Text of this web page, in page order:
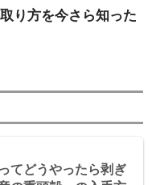
り方を今さら知った
てどうやったら剥ぎ